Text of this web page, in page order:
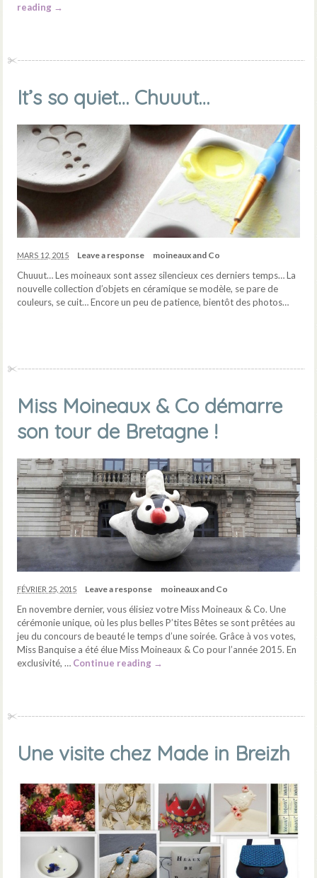
reading →
It’s so quiet… Chuuut…
MARS 12, 2015 Leave a response moineaux and Co
Chuuut… Les moineaux sont assez silencieux ces derniers temps… La
nouvelle collection d’objets en céramique se modèle, se pare de
couleurs, se cuit… Encore un peu de patience, bientôt des photos…
Miss Moineaux & Co démarre
son tour de Bretagne !
FÉVRIER 25, 2015 Leave a response moineaux and Co
En novembre dernier, vous élisiez votre Miss Moineaux & Co. Une
cérémonie unique, où les plus belles P’tites Bêtes se sont prêtées au
jeu du concours de beauté le temps d’une soirée. Grâce à vos votes,
Miss Banquise a été élue Miss Moineaux & Co pour l’année 2015. En
exclusivité, … Continue reading →
Une visite chez Made in Breizh